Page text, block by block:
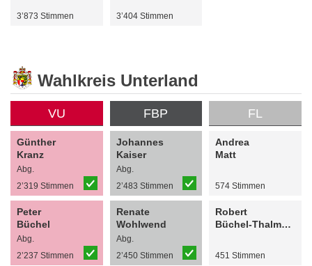
3’873 Stimmen 3’404 Stimmen
Wahlkreis Unterland
VU
Günther
Kranz
Abg.
2’319 Stimmen
Peter
Büchel
Abg.
2’237 Stimmen
FBP
Johannes
Kaiser
Abg.
2’483 Stimmen
Renate
Wohlwend
Abg.
2’450 Stimmen
FL
Andrea
Matt
574 Stimmen
Robert
Büchel-Thalmaier
451 Stimmen